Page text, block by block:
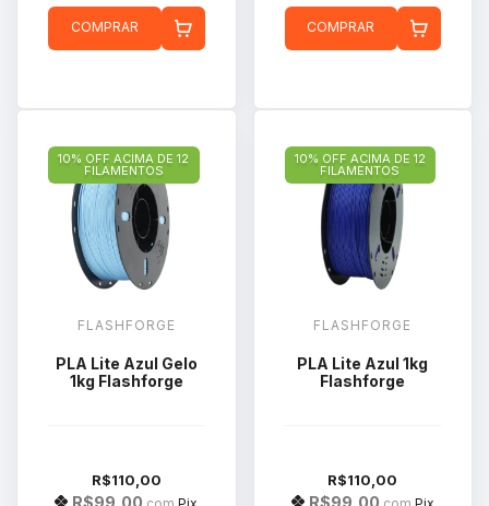
COMPRAR COMPRAR
10% OFF ACIMA DE 12
FILAMENTOS
FLASHFORGE
PLA Lite Azul Gelo
1kg Flashforge
R$110,00
R$99,00
10% OFF ACIMA DE 12
FILAMENTOS
FLASHFORGE
PLA Lite Azul 1kg
Flashforge
R$110,00
R$99,00